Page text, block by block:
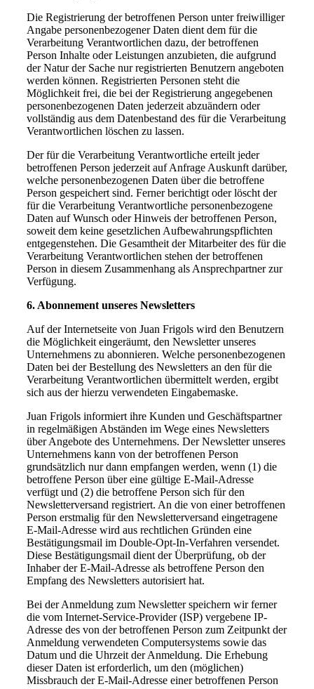
Die Registrierung der betroffenen Person unter freiwilliger
Angabe personenbezogener Daten dient dem für die
Verarbeitung Verantwortlichen dazu, der betroffenen
Person Inhalte oder Leistungen anzubieten, die aufgrund
der Natur der Sache nur registrierten Benutzern angeboten
werden können. Registrierten Personen steht die
Möglichkeit frei, die bei der Registrierung angegebenen
personenbezogenen Daten jederzeit abzuändern oder
vollständig aus dem Datenbestand des für die Verarbeitung
Verantwortlichen löschen zu lassen.
Der für die Verarbeitung Verantwortliche erteilt jeder
betroffenen Person jederzeit auf Anfrage Auskunft darüber,
welche personenbezogenen Daten über die betroffene
Person gespeichert sind. Ferner berichtigt oder löscht der
für die Verarbeitung Verantwortliche personenbezogene
Daten auf Wunsch oder Hinweis der betroffenen Person,
soweit dem keine gesetzlichen Aufbewahrungspflichten
entgegenstehen. Die Gesamtheit der Mitarbeiter des für die
Verarbeitung Verantwortlichen stehen der betroffenen
Person in diesem Zusammenhang als Ansprechpartner zur
Verfügung.
6. Abonnement unseres Newsletters
Auf der Internetseite von Juan Frigols wird den Benutzern
die Möglichkeit eingeräumt, den Newsletter unseres
Unternehmens zu abonnieren. Welche personenbezogenen
Daten bei der Bestellung des Newsletters an den für die
Verarbeitung Verantwortlichen übermittelt werden, ergibt
sich aus der hierzu verwendeten Eingabemaske.
Juan Frigols informiert ihre Kunden und Geschäftspartner
in regelmäßigen Abständen im Wege eines Newsletters
über Angebote des Unternehmens. Der Newsletter unseres
Unternehmens kann von der betroffenen Person
grundsätzlich nur dann empfangen werden, wenn (1) die
betroffene Person über eine gültige E-Mail-Adresse
verfügt und (2) die betroffene Person sich für den
Newsletterversand registriert. An die von einer betroffenen
Person erstmalig für den Newsletterversand eingetragene
E-Mail-Adresse wird aus rechtlichen Gründen eine
Bestätigungsmail im Double-Opt-In-Verfahren versendet.
Diese Bestätigungsmail dient der Überprüfung, ob der
Inhaber der E-Mail-Adresse als betroffene Person den
Empfang des Newsletters autorisiert hat.
Bei der Anmeldung zum Newsletter speichern wir ferner
die vom Internet-Service-Provider (ISP) vergebene IP-
Adresse des von der betroffenen Person zum Zeitpunkt der
Anmeldung verwendeten Computersystems sowie das
Datum und die Uhrzeit der Anmeldung. Die Erhebung
dieser Daten ist erforderlich, um den (möglichen)
Missbrauch der E-Mail-Adresse einer betroffenen Person